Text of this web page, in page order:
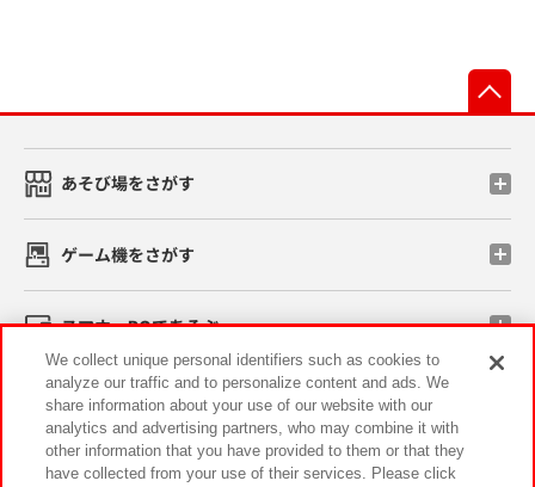
あそび場をさがす
ゲーム機をさがす
スマホ・PCであそぶ
イベント・キャンペーン
We collect unique personal identifiers such as cookies to
analyze our traffic and to personalize content and ads. We
share information about your use of our website with our
analytics and advertising partners, who may combine it with
other information that you have provided to them or that they
have collected from your use of their services. Please click